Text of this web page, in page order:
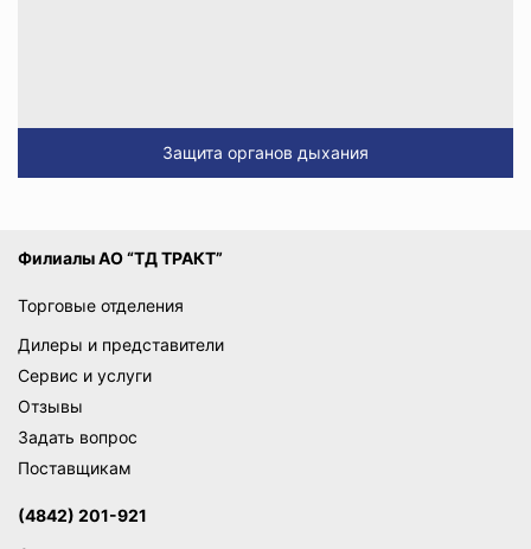
Защита органов дыхания
Филиалы АО “ТД ТРАКТ”
Торговые отделения
Дилеры и представители
Сервис и услуги
Отзывы
Задать вопрос
Поставщикам
(4842) 201-921